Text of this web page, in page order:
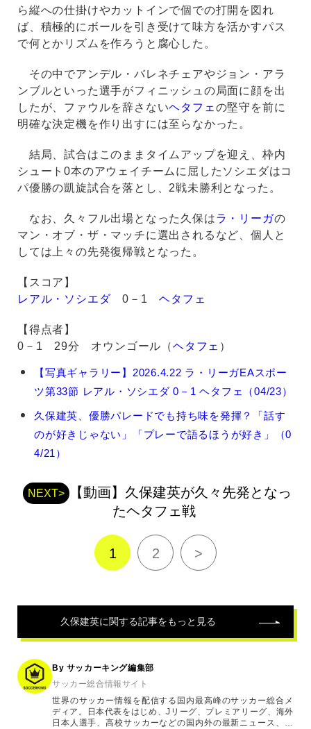
ら縦への仕掛けやカットインで個での打開を図れ
ば、積極的にボールを引き受けて味方を活かすパス
で何とかリズムを作ろうと腐心した。
その中でアンデル・バレネチェアやジョン・アラ
ンブルといった選手がフィニッシュの局面に顔を出
したが、ファウルを辞さないヘタフェの堅守を前に
明確な決定機を作り出すには至らなかった。
結局、試合はこのままタイムアップを迎え、枠内
シュート0本のアウェイチームに屈したソシエダはコ
パ優勝の凱旋試合を落とし、2戦未勝利となった。
なお、久々フル出場となった久保はラ・リーガの
マン・オブ・ザ・マッチに選出されるなど、個人と
しては上々の先発復帰戦となった。
【スコア】
レアル・ソシエダ0－1ヘタフェ
【得点者】
0－1 29分 オウンゴール（ヘタフェ ）
久
英
事
【写真ギャラリー】2026.4.22 ラ・リーガEAスポー
ツ第33節 レアル・ソシエダ 0－1 ヘタフェ（04/23）
久保建英、優勝パレードでも持ち味を発揮？「話す
のが好きじゃない」「プレーで語るほうが好き」（0
4/21）
NEXT>
【動画】久保建英が久々先発となっ
たヘタフェ戦
1 2 >
久保建英に関する記事をもっと見る
By サッカーキング編集部
サッカー総合情報サイト
世界のサッカー情報を配信する国内最高峰のサッカー総合メ
ディア。日本代表をはじめ、Jリーグ、プレミアリーグ、海外
日本人選手、高校サッカーなどの国内外の最新ニュース、コ